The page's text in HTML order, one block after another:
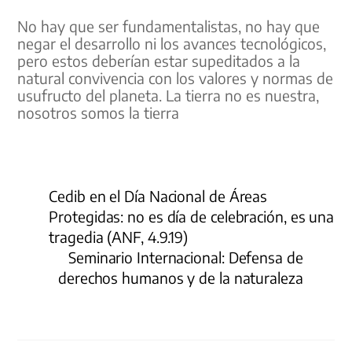
No hay que ser fundamentalistas, no hay que
negar el desarrollo ni los avances tecnológicos,
pero estos deberían estar supeditados a la
natural convivencia con los valores y normas de
usufructo del planeta. La tierra no es nuestra,
nosotros somos la tierra
Cedib en el Día Nacional de Áreas
Protegidas: no es día de celebración, es una
tragedia (ANF, 4.9.19)
Seminario Internacional: Defensa de
derechos humanos y de la naturaleza